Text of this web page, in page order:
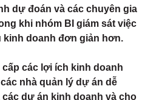
dự đoán và các chuyên gia
khi nhóm BI giám sát việc
kinh doanh đơn giản hơn.
các lợi ích kinh doanh
nhà quản lý dự án dễ
dự án kinh doanh và cho